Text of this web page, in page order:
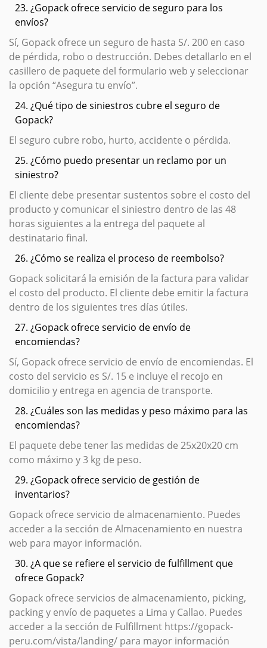
23. ¿Gopack ofrece servicio de seguro para los
envíos?
Sí, Gopack ofrece un seguro de hasta S/. 200 en caso
de pérdida, robo o destrucción. Debes detallarlo en el
casillero de paquete del formulario web y seleccionar
la opción “Asegura tu envío”.
24. ¿Qué tipo de siniestros cubre el seguro de
Gopack?
El seguro cubre robo, hurto, accidente o pérdida.
25. ¿Cómo puedo presentar un reclamo por un
siniestro?
El cliente debe presentar sustentos sobre el costo del
producto y comunicar el siniestro dentro de las 48
horas siguientes a la entrega del paquete al
destinatario final.
26. ¿Cómo se realiza el proceso de reembolso?
Gopack solicitará la emisión de la factura para validar
el costo del producto. El cliente debe emitir la factura
dentro de los siguientes tres días útiles.
27. ¿Gopack ofrece servicio de envío de
encomiendas?
Sí, Gopack ofrece servicio de envío de encomiendas. El
costo del servicio es S/. 15 e incluye el recojo en
domicilio y entrega en agencia de transporte.
28. ¿Cuáles son las medidas y peso máximo para las
encomiendas?
El paquete debe tener las medidas de 25x20x20 cm
como máximo y 3 kg de peso.
29. ¿Gopack ofrece servicio de gestión de
inventarios?
Gopack ofrece servicio de almacenamiento. Puedes
acceder a la sección de Almacenamiento en nuestra
web para mayor información.
30. ¿A que se refiere el servicio de fulfillment que
ofrece Gopack?
Gopack ofrece servicios de almacenamiento, picking,
packing y envío de paquetes a Lima y Callao. Puedes
acceder a la sección de Fulfillment https://gopack-
peru.com/vista/landing/ para mayor información